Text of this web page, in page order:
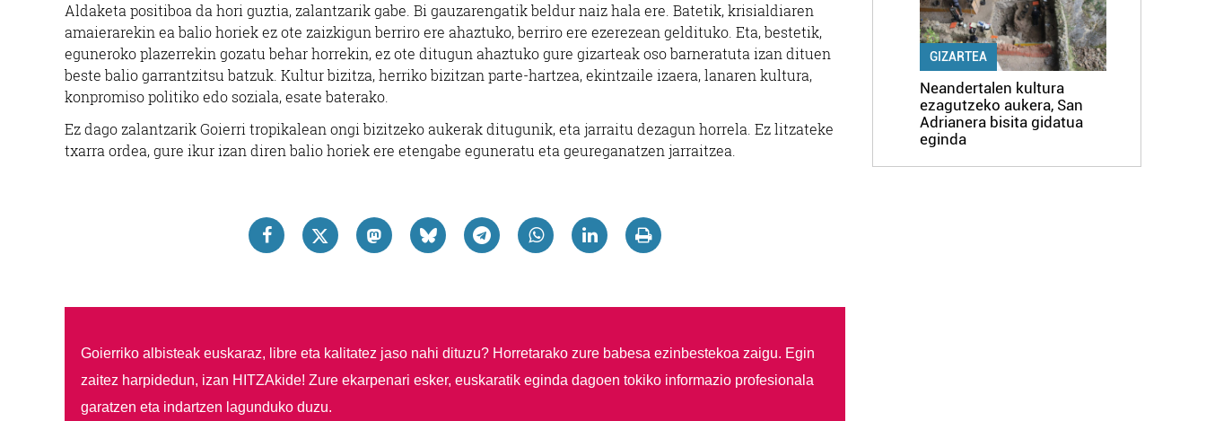
Aldaketa positiboa da hori guztia, zalantzarik gabe. Bi gauzarengatik beldur naiz hala ere. Batetik, krisialdiaren
amaierarekin ea balio horiek ez ote zaizkigun berriro ere ahaztuko, berriro ere ezerezean geldituko. Eta, bestetik,
eguneroko plazerrekin gozatu behar horrekin, ez ote ditugun ahaztuko gure gizarteak oso barneratuta izan dituen
beste balio garrantzitsu batzuk. Kultur bizitza, herriko bizitzan parte-hartzea, ekintzaile izaera, lanaren kultura,
konpromiso politiko edo soziala, esate baterako.
Ez dago zalantzarik Goierri tropikalean ongi bizitzeko aukerak ditugunik, eta jarraitu dezagun horrela. Ez litzateke
txarra ordea, gure ikur izan diren balio horiek ere etengabe eguneratu eta geureganatzen jarraitzea.
Goierriko albisteak euskaraz, libre eta kalitatez jaso nahi dituzu? Horretarako zure babesa ezinbestekoa zaigu. Egin
zaitez harpidedun, izan HITZAkide! Zure ekarpenari esker, euskaratik eginda dagoen tokiko informazio profesionala
garatzen eta indartzen lagunduko duzu.
GIZARTEA
Neandertalen kultura
ezagutzeko aukera, San
Adrianera bisita gidatua
eginda